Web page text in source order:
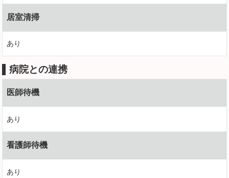
居室清掃
あり
病院との連携
医師待機
あり
看護師待機
あり